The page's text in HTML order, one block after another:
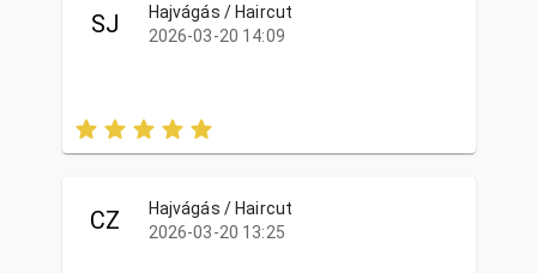
SJ
Hajvágás / Haircut
2026-03-20 14:09
CZ
Hajvágás / Haircut
2026-03-20 13:25